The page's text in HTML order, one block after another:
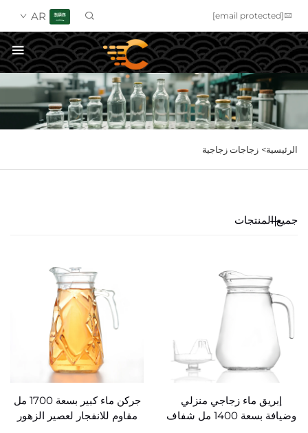
[email protected]
AR
احصل على عرض سعر
الرئيسية> زجاجات زجاجية
جميع المنتجات
إبريق ماء زجاجي منزلي
وضيافة بسعة 1400 مل شفاف
جركن ماء كبير بسعة 1700 مل
مقاوم للانفجار لعصير الزهور